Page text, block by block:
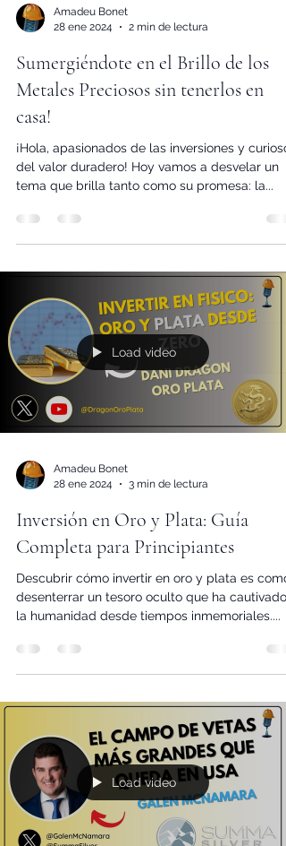
28 ene 2024
2 min de lectura
Sumergiéndote en el Brillo de los
Metales Preciosos sin tenerlos en
casa!
¡Hola, apasionados de las inversiones y
tema que brilla tanto como su promesa: la...
Load video
28 ene 2024
3 min de lectura
Inversión en Oro y Plata: Guía
Completa para Principiantes
Descubrir cómo invertir en oro y plata es como
la humanidad desde tiempos inmemoriales....
Load video